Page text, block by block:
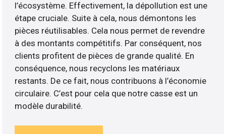
l’écosystème. Effectivement, la dépollution est une
étape cruciale. Suite à cela, nous démontons les
pièces réutilisables. Cela nous permet de revendre
à des montants compétitifs. Par conséquent, nos
clients profitent de pièces de grande qualité. En
conséquence, nous recyclons les matériaux
restants. De ce fait, nous contribuons à l’économie
circulaire. C’est pour cela que notre casse est un
modèle durabilité.